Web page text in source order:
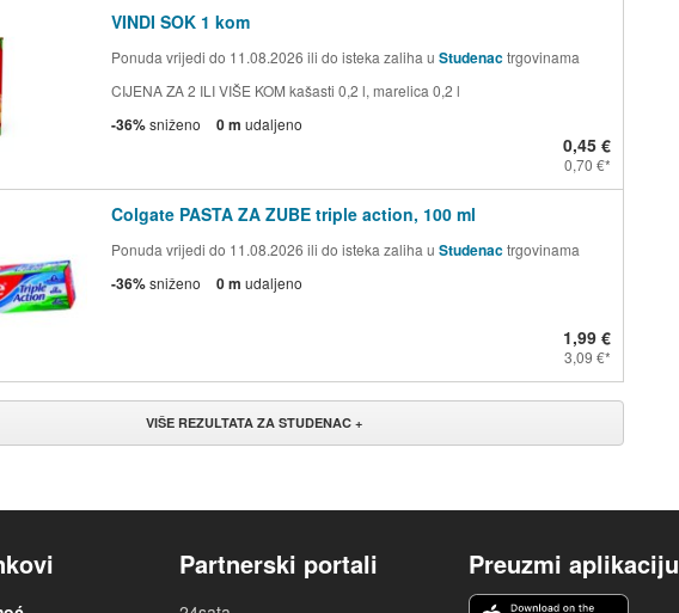
VINDI SOK 1 kom
Ponuda vrijedi do 11.08.2026 ili do isteka zaliha u Studenactrgovinama
CIJENA ZA 2 ILI VIŠE KOM kašasti 0,2 l, marelica 0,2 l
-36%sniženo 0 m udaljeno
0,45 €
0,70 €
Colgate PASTA ZA ZUBE triple action, 100 ml
Ponuda vrijedi do 11.08.2026 ili do isteka zaliha u Studenactrgovinama
-36%sniženo 0 m udaljeno
1,99 €
3,09 €
VIŠE REZULTATA ZA STUDENAC +
Partnerski portali Preuzmi aplikaciju